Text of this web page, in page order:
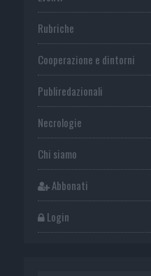
Rubriche
Cooperazione e dintorni
Publiredazionali
Necrologie
Chi siamo
Abbonati
Login